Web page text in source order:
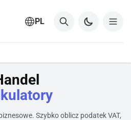
PL
Szybko oblicz podatek VAT,